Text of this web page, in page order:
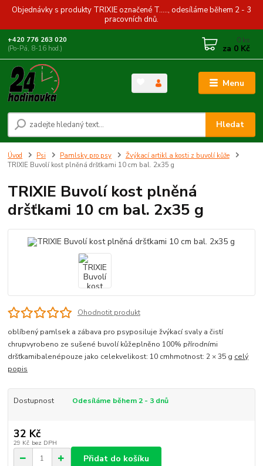
Objednávky s produkty TRIXIE označené T....., odesíláme během 2 - 3
pracovních dnů.
Menu
Hledat
+420 776 263 020
(Po-Pá, 8-16 hod.)
0 ks
za 0 Kč
Úvod Psi Pamlsky pro psy
Žvýkací artikl a kosti z buvolí kůže
TRIXIE Buvolí kost plněná dršťkami 10 cm bal. 2x35 g
TRIXIE Buvolí kost plněná
dršťkami 10 cm bal. 2x35 g
Ohodnotit produkt
oblíbený pamlsek a zábava pro psyposiluje žvýkací svaly a čistí
chrupvyrobeno ze sušené buvolí kůžeplněno 100% přírodními
dršťkamibalenépouze jako celekvelikost: 10 cmhmotnost: 2 × 35 g celý
popis
Dostupnost Odesíláme během 2 - 3 dnů
32 Kč
29 Kč bez DPH
Přidat do košíku